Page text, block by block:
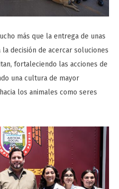
más que la entrega de unas
decisión de acercar soluciones
fortaleciendo las acciones de
una cultura de mayor
los animales como seres